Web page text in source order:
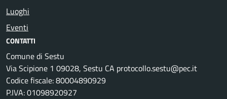
Luoghi
Eventi
CONTATTI
Comune di Sestu
Via Scipione 1 09028, Sestu CA protocollo.sestu@pec.it
Codice fiscale: 80004890929
P.IVA: 01098920927